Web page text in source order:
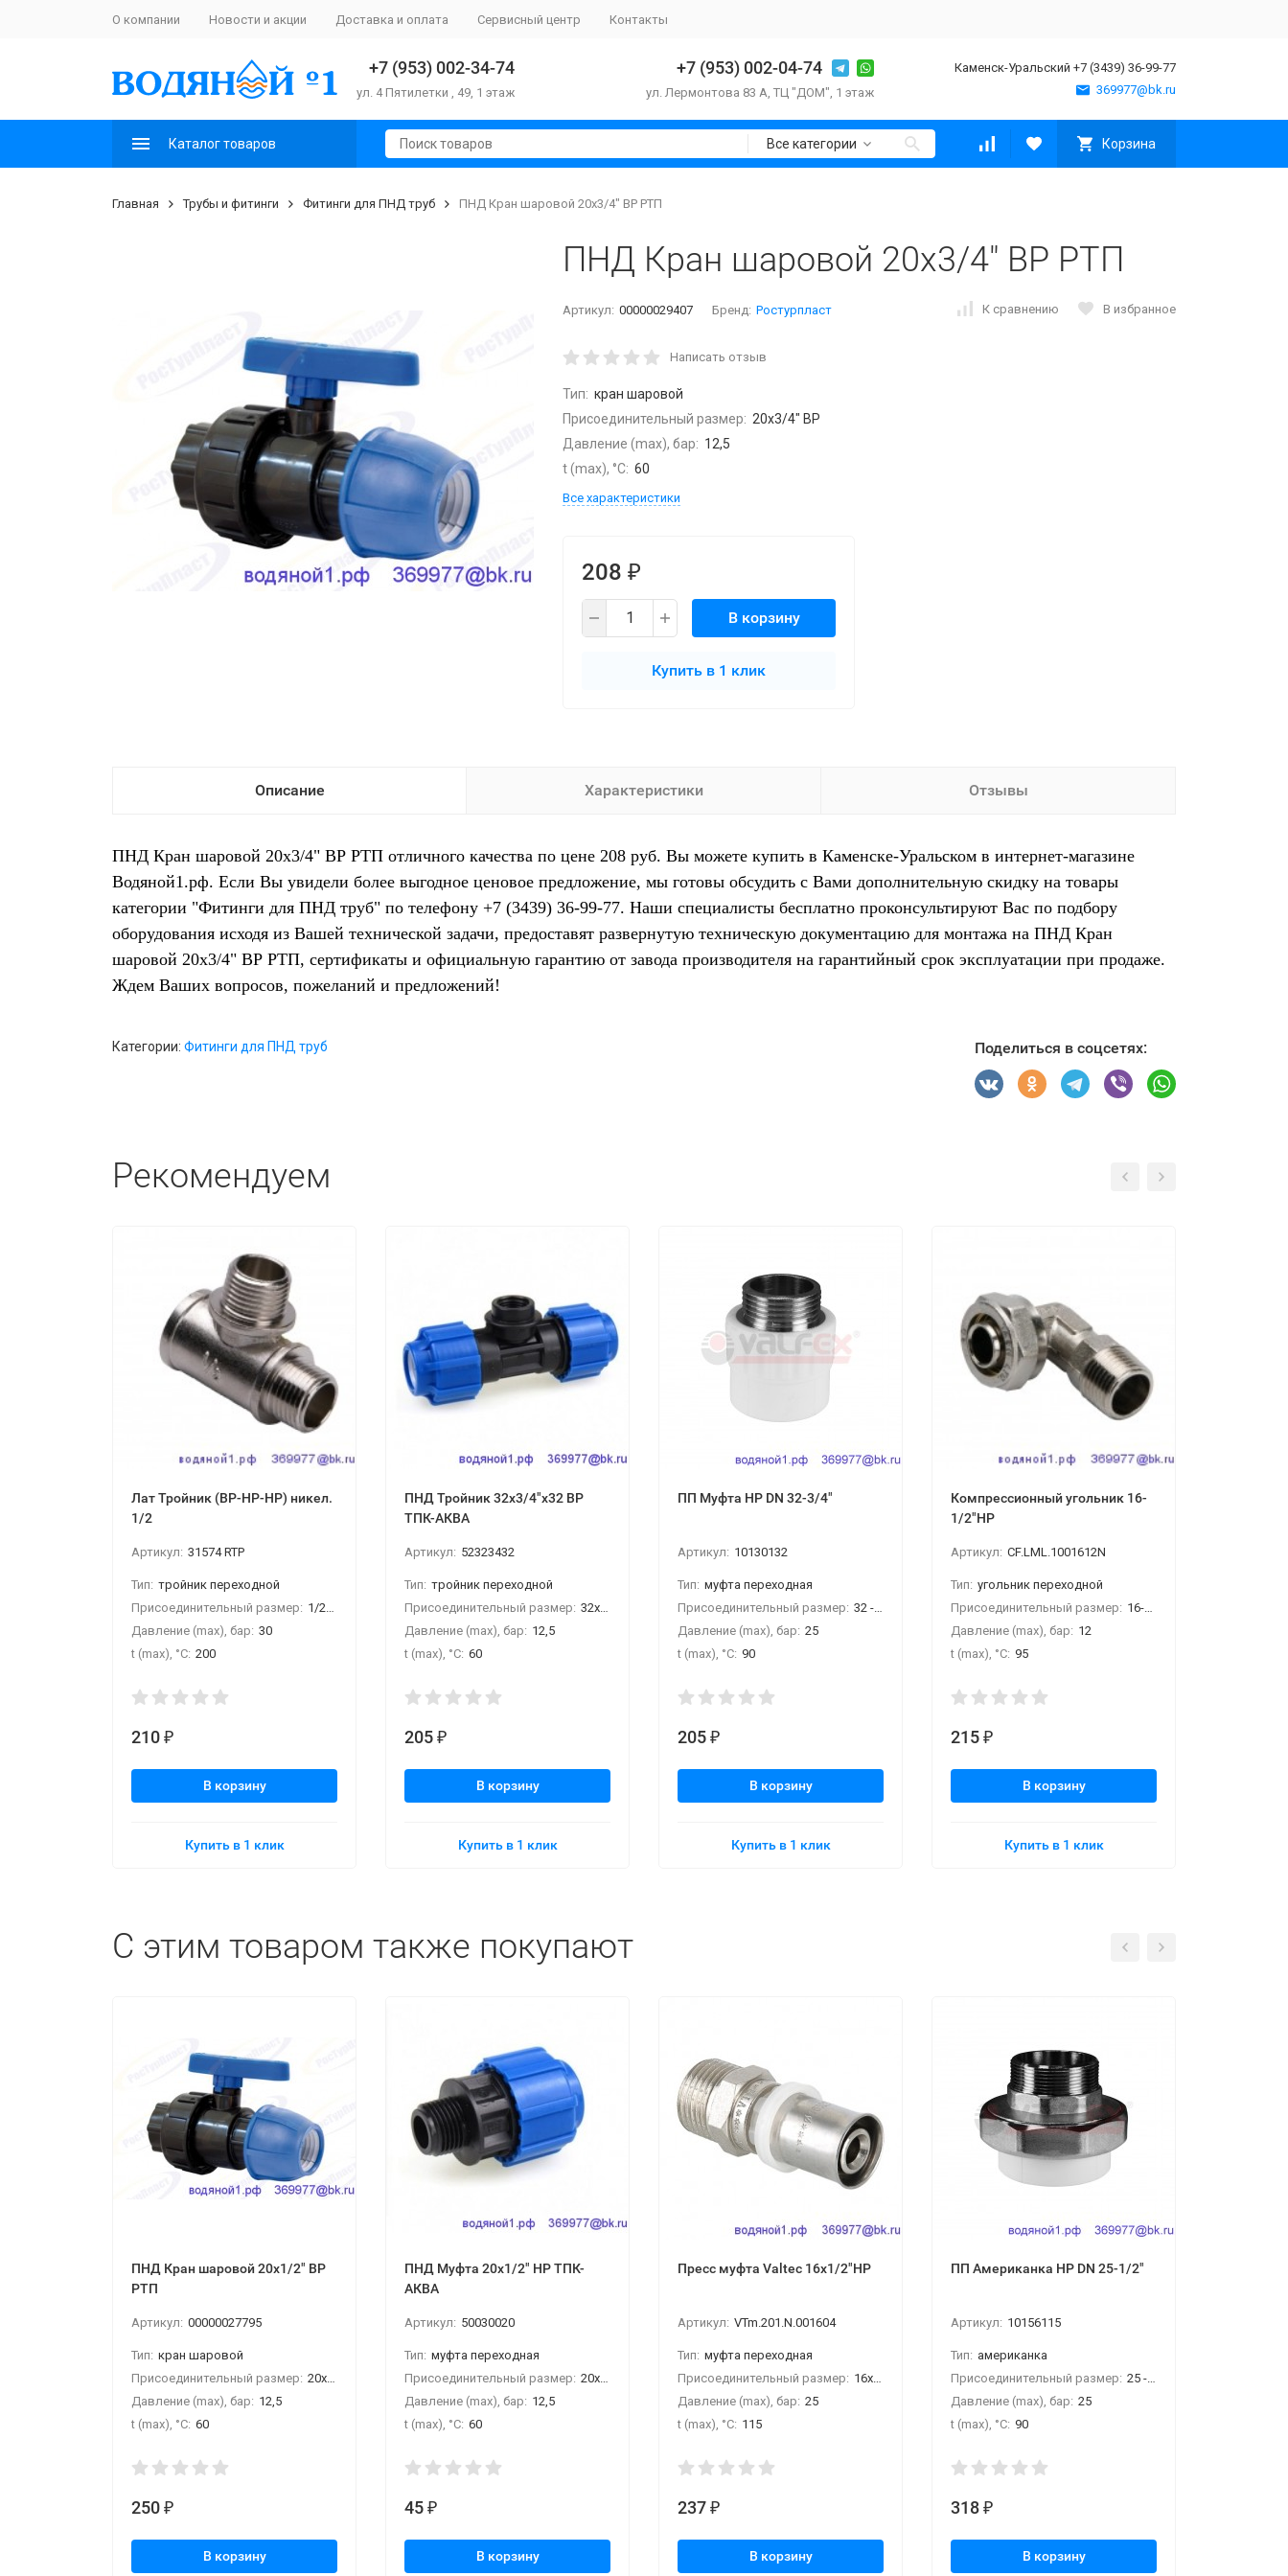
О компании Новости и акции Доставка и оплата Сервисный центр Контакты
+7 (953) 002-34-74
ул. 4 Пятилетки , 49, 1 этаж
+7 (953) 002-04-74
ул. Лермонтова 83 А, ТЦ "ДОМ", 1 этаж
Каменск-Уральский +7 (3439) 36-99-77
369977@bk.ru
Каталог товаров Все категории Корзина
Главная Трубы и фитинги Фитинги для ПНД труб ПНД Кран шаровой 20х3/4" ВР РТП
ПНД Кран шаровой 20х3/4" ВР РТП
Артикул: 00000029407 Бренд: Ростурпласт К сравнению В избранное
Написать отзыв
Тип: кран шаровой
Присоединительный размер: 20х3/4" ВР
Давление (max), бар: 12,5
t (max), °С: 60
Все характеристики
208 ₽
В корзину
Купить в 1 клик
Описание Характеристики Отзывы
ПНД Кран шаровой 20х3/4" ВР РТП отличного качества по цене 208 руб. Вы можете купить в Каменске-Уральском в интернет-магазине
Водяной1.рф. Если Вы увидели более выгодное ценовое предложение, мы готовы обсудить с Вами дополнительную скидку на товары
категории "Фитинги для ПНД труб" по телефону +7 (3439) 36-99-77. Наши специалисты бесплатно проконсультируют Вас по подбору
оборудования исходя из Вашей технической задачи, предоставят развернутую техническую документацию для монтажа на ПНД Кран
шаровой 20х3/4" ВР РТП, сертификаты и официальную гарантию от завода производителя на гарантийный срок эксплуатации при продаже.
Ждем Ваших вопросов, пожеланий и предложений!
Категории: Фитинги для ПНД труб Поделиться в соцсетях:
Рекомендуем
Лат Тройник (ВР-НР-НР) никел.
1/2
Артикул: 31574 RTP
Тип: тройник переходной
Присоединительный размер: 1/2"ВРх1/2"НРх1/2"НР
Давление (max), бар: 30
t (max), °С: 200
210 ₽
В корзину
Купить в 1 клик
ПНД Тройник 32х3/4"х32 ВР
ТПК-АКВА
Артикул: 52323432
Тип: тройник переходной
Присоединительный размер: 32х3/4"х32 ВР
Давление (max), бар: 12,5
t (max), °С: 60
205 ₽
В корзину
Купить в 1 клик
ПП Муфта НР DN 32-3/4"
Артикул: 10130132
Тип: муфта переходная
Присоединительный размер: 32 - 3/4" НР
Давление (max), бар: 25
t (max), °С: 90
205 ₽
В корзину
Купить в 1 клик
Компрессионный угольник 16-
1/2"НР
Артикул: CF.LML.1001612N
Тип: угольник переходной
Присоединительный размер: 16-1/2"НР
Давление (max), бар: 12
t (max), °С: 95
215 ₽
В корзину
Купить в 1 клик
C этим товаром также покупают
ПНД Кран шаровой 20х1/2" ВР
РТП
Артикул: 00000027795
Тип: кран шаровой
Присоединительный размер: 20х1/2"ВР
Давление (max), бар: 12,5
t (max), °С: 60
250 ₽
В корзину
ПНД Муфта 20х1/2" НР ТПК-
АКВА
Артикул: 50030020
Тип: муфта переходная
Присоединительный размер: 20х1/2" НР
Давление (max), бар: 12,5
t (max), °С: 60
45 ₽
В корзину
Пресс муфта Valtec 16х1/2"НР
Артикул: VTm.201.N.001604
Тип: муфта переходная
Присоединительный размер: 16х1/2"НР
Давление (max), бар: 25
t (max), °С: 115
237 ₽
В корзину
ПП Американка НР DN 25-1/2"
Артикул: 10156115
Тип: американка
Присоединительный размер: 25 - 1/2" НР
Давление (max), бар: 25
t (max), °С: 90
318 ₽
В корзину